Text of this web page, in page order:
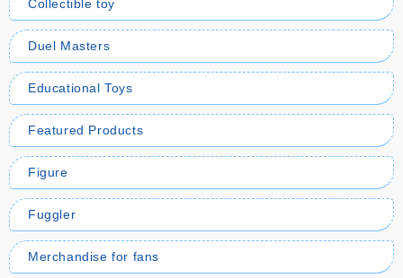
Collectible toy
Duel Masters
Educational Toys
Featured Products
Figure
Fuggler
Merchandise for fans